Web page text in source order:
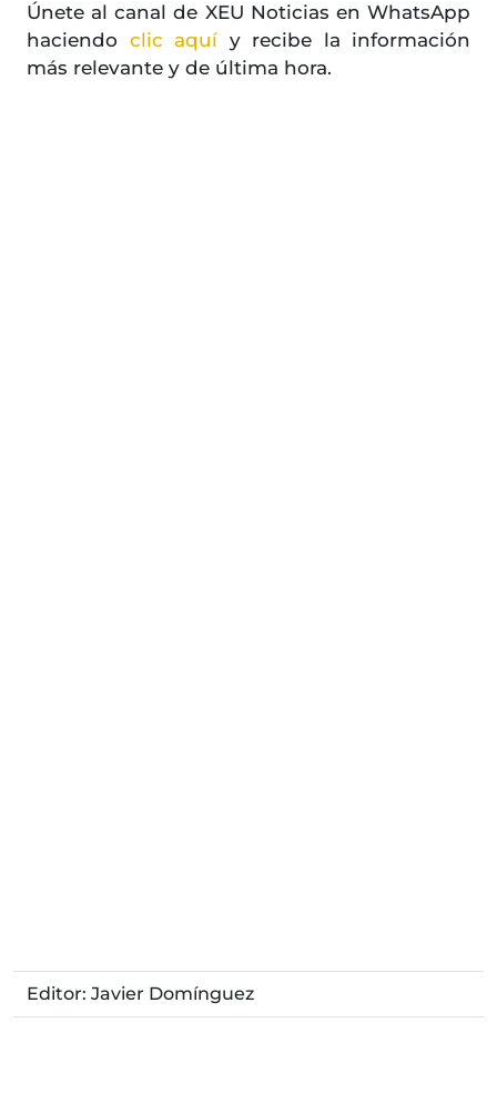
Únete al canal de XEU Noticias en WhatsApp
haciendo clic aquí y recibe la información
más relevante y de última hora.
Editor: Javier Domínguez